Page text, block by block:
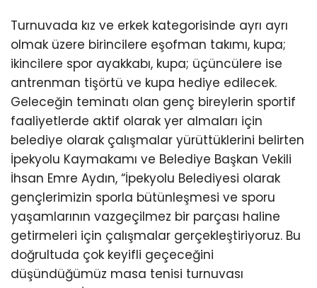
Turnuvada kız ve erkek kategorisinde ayrı ayrı
olmak üzere birincilere eşofman takımı, kupa;
ikincilere spor ayakkabı, kupa; üçüncülere ise
antrenman tişörtü ve kupa hediye edilecek.
Geleceğin teminatı olan genç bireylerin sportif
faaliyetlerde aktif olarak yer almaları için
belediye olarak çalışmalar yürüttüklerini belirten
İpekyolu Kaymakamı ve Belediye Başkan Vekili
İhsan Emre Aydın, “İpekyolu Belediyesi olarak
gençlerimizin sporla bütünleşmesi ve sporu
yaşamlarının vazgeçilmez bir parçası haline
getirmeleri için çalışmalar gerçekleştiriyoruz. Bu
doğrultuda çok keyifli geçeceğini
düşündüğümüz masa tenisi turnuvası